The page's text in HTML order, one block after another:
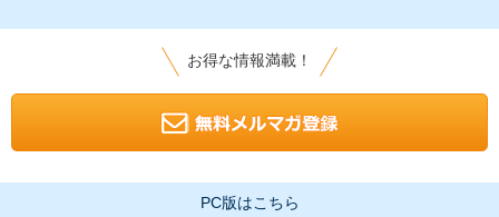
お得な情報満載！
PC版はこちら